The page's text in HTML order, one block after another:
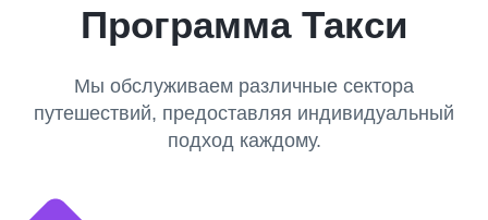
Программа Такси
Мы обслуживаем различные сектора
путешествий, предоставляя индивидуальный
подход каждому.